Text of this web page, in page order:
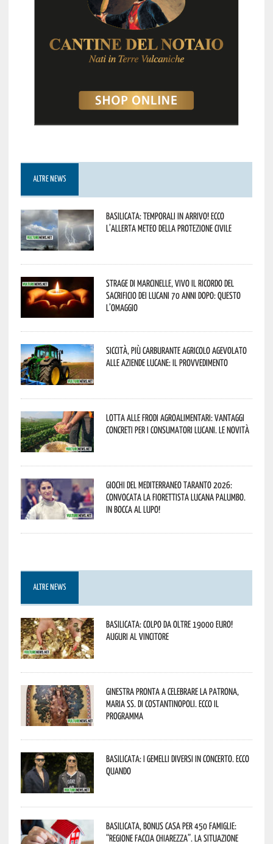
ALTRE NEWS
Basilicata: temporali in arrivo! Ecco
l’allerta meteo della Protezione civile
Strage di Marcinelle, vivo il ricordo del
sacrificio dei lucani 70 anni dopo: questo
l’omaggio
Siccità, più carburante agricolo agevolato
alle aziende lucane: il provvedimento
Lotta alle frodi agroalimentari: vantaggi
concreti per i consumatori lucani. Le novità
Giochi del Mediterraneo Taranto 2026:
convocata la fiorettista lucana Palumbo.
In bocca al lupo!
ALTRE NEWS
Basilicata: colpo da oltre 19000 Euro!
Auguri al vincitore
Ginestra pronta a celebrare la Patrona,
Maria SS. di Costantinopoli. Ecco il
programma
Basilicata: i Gemelli DiVersi in concerto. Ecco
quando
Basilicata, Bonus casa per 450 famiglie:
“Regione faccia chiarezza”. La situazione